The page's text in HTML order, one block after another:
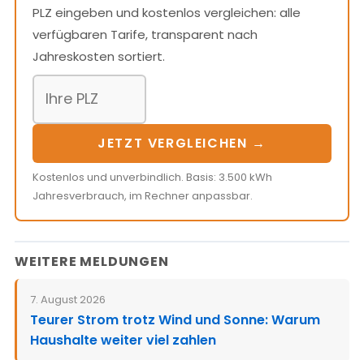
PLZ eingeben und kostenlos vergleichen: alle
verfügbaren Tarife, transparent nach
Jahreskosten sortiert.
JETZT VERGLEICHEN →
Kostenlos und unverbindlich. Basis: 3.500 kWh
Jahresverbrauch, im Rechner anpassbar.
WEITERE MELDUNGEN
7. August 2026
Teurer Strom trotz Wind und Sonne: Warum
Haushalte weiter viel zahlen